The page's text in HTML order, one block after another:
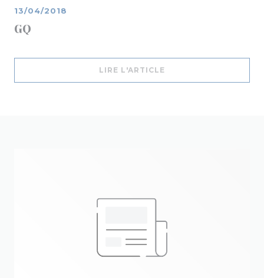
GQ
13/04/2018
LIRE L'ARTICLE